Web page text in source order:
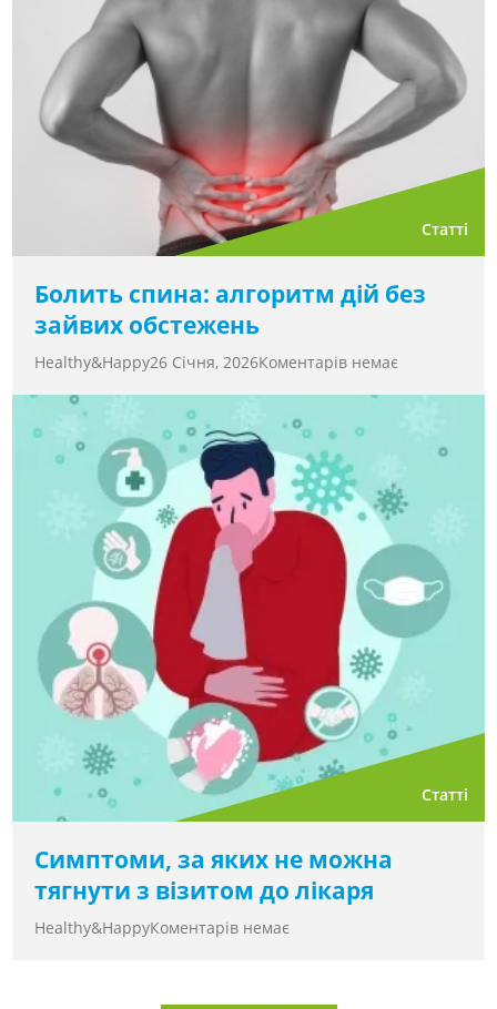
Статті
Болить спина: алгоритм дій без
зайвих обстежень
Healthy&Happy26 Січня, 2026Коментарів немає
Статті
Симптоми, за яких не можна
тягнути з візитом до лікаря
Healthy&HappyКоментарів немає